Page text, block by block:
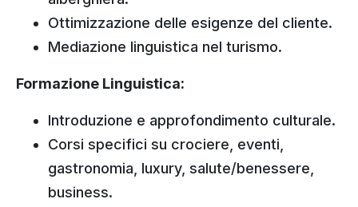
Ottimizzazione delle esigenze del cliente.
Mediazione linguistica nel turismo.
Formazione Linguistica:
Introduzione e approfondimento culturale.
Corsi specifici su crociere, eventi,
gastronomia, luxury, salute/benessere,
business.